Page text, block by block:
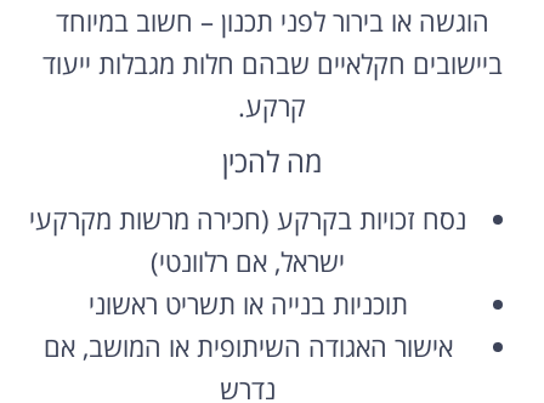
הוגשה או בירור לפני תכנון – חשוב במיוחד
ביישובים חקלאיים שבהם חלות מגבלות ייעוד
קרקע.
מה להכין
נסח זכויות בקרקע (חכירה מרשות מקרקעי
ישראל, אם רלוונטי)
תוכניות בנייה או תשריט ראשוני
אישור האגודה השיתופית או המושב, אם
נדרש